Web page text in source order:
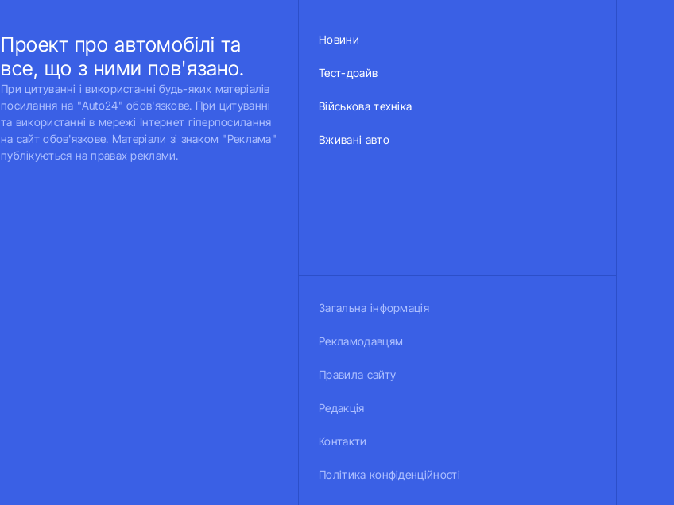
Проект про автомобілі та
все, що з ними пов'язано.
При цитуванні і використанні будь-яких матеріалів
посилання на "Auto24" обов'язкове. При цитуванні
та використанні в мережі Інтернет гіперпосилання
на сайт обов'язкове. Матеріали зі знаком "Реклама"
публікуються на правах реклами.
Новини
Тест-драйв
Військова техніка
Вживані авто
Загальна інформація
Рекламодавцям
Правила сайту
Редакція
Контакти
Політика конфіденційності